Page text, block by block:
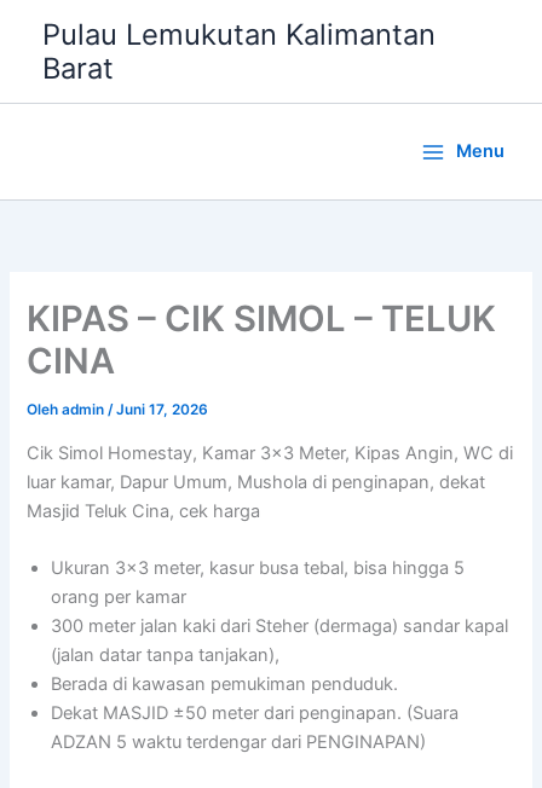
konten
Pulau Lemukutan Kalimantan
Barat
Menu
KIPAS – CIK SIMOL – TELUK
CINA
Olehadmin/Juni 17, 2026
Cik Simol Homestay, Kamar 3×3 Meter, Kipas Angin, WC di
luar kamar, Dapur Umum, Mushola di penginapan, dekat
Masjid Teluk Cina, cek harga
Ukuran 3×3 meter, kasur busa tebal, bisa hingga 5
orang per kamar
300 meter jalan kaki dari Steher (dermaga) sandar kapal
(jalan datar tanpa tanjakan),
Berada di kawasan pemukiman penduduk.
Dekat MASJID ±50 meter dari penginapan. (Suara
ADZAN 5 waktu terdengar dari PENGINAPAN)